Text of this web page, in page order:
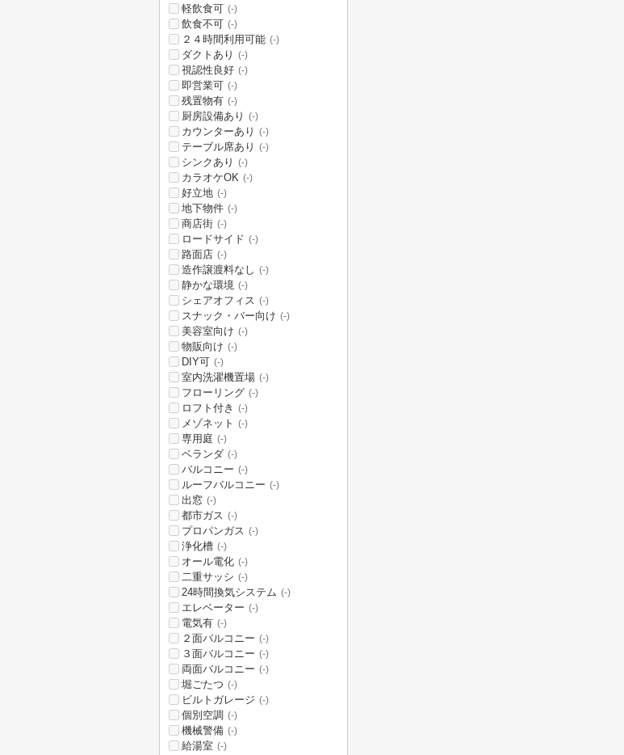
軽飲食可 (-)
飲食不可 (-)
２４時間利用可能 (-)
ダクトあり (-)
視認性良好 (-)
即営業可 (-)
残置物有 (-)
厨房設備あり (-)
カウンターあり (-)
テーブル席あり (-)
シンクあり (-)
カラオケOK (-)
好立地 (-)
地下物件 (-)
商店街 (-)
ロードサイド (-)
路面店 (-)
造作譲渡料なし (-)
静かな環境 (-)
シェアオフィス (-)
スナック・バー向け (-)
美容室向け (-)
物販向け (-)
DIY可 (-)
室内洗濯機置場 (-)
フローリング (-)
ロフト付き (-)
メゾネット (-)
専用庭 (-)
ベランダ (-)
バルコニー (-)
ルーフバルコニー (-)
出窓 (-)
都市ガス (-)
プロパンガス (-)
浄化槽 (-)
オール電化 (-)
二重サッシ (-)
24時間換気システム (-)
エレベーター (-)
電気有 (-)
２面バルコニー (-)
３面バルコニー (-)
両面バルコニー (-)
堀ごたつ (-)
ビルトガレージ (-)
個別空調 (-)
機械警備 (-)
給湯室 (-)